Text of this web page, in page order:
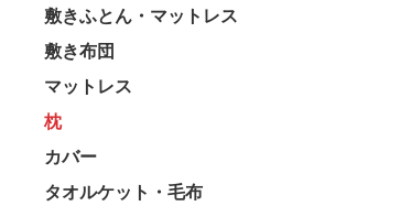
敷きふとん・マットレス
敷き布団
マットレス
枕
カバー
タオルケット・毛布